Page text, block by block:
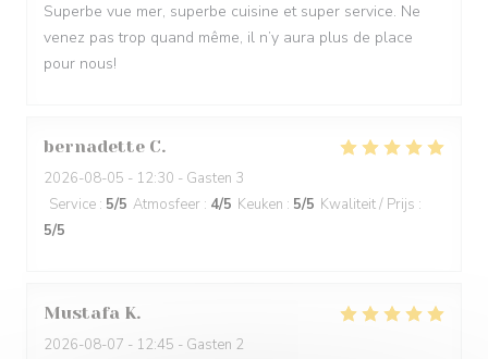
Superbe vue mer, superbe cuisine et super service. Ne
venez pas trop quand même, il n’y aura plus de place
pour nous!
bernadette C
2026-08-05 - 12:30 - Gasten 3
Service : 5/5 Atmosfeer : 4/5 Keuken : 5/5 Kwaliteit / Prijs :
5/5
Mustafa K
2026-08-07 - 12:45 - Gasten 2